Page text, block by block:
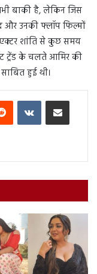
बाकी है, लेकिन जिस
और उनकी फ्लॉप फिल्मों
शांति से कुछ समय
ट्रेंड के चलते आमिर की
हुई थी।
Reddit VKontakteShare via Email